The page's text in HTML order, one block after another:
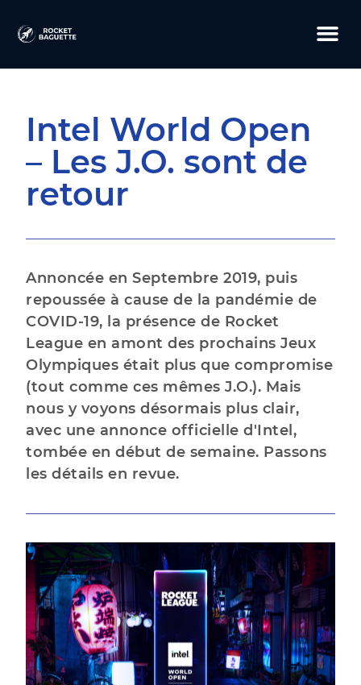
Intel World Open
– Les J.O. sont de
retour
Annoncée en Septembre 2019, puis
repoussée à cause de la pandémie de
COVID-19, la présence de Rocket
League en amont des prochains Jeux
Olympiques était plus que compromise
(tout comme ces mêmes J.O.). Mais
nous y voyons désormais plus clair,
avec une annonce officielle d'Intel,
tombée en début de semaine. Passons
les détails en revue.